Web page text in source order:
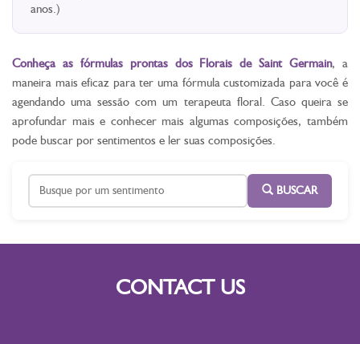
anos.)
Conheça as fórmulas prontas dos Florais de Saint Germain, a
maneira mais eficaz para ter uma fórmula customizada para você é
agendando uma sessão com um terapeuta floral. Caso queira se
aprofundar mais e conhecer mais algumas composições, também
pode buscar por sentimentos e ler suas composições.
BUSCAR
CONTACT US